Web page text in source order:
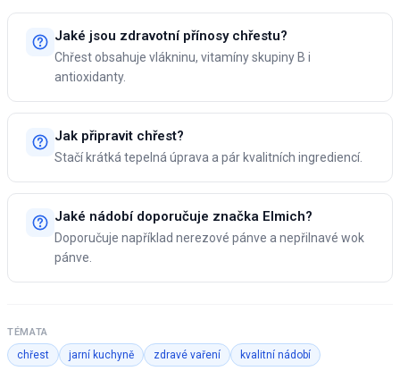
Jaké jsou zdravotní přínosy chřestu?
Chřest obsahuje vlákninu, vitamíny skupiny B i
antioxidanty.
Jak připravit chřest?
Stačí krátká tepelná úprava a pár kvalitních ingrediencí.
Jaké nádobí doporučuje značka Elmich?
Doporučuje například nerezové pánve a nepřilnavé wok
pánve.
TÉMATA
chřest jarní kuchyně zdravé vaření kvalitní nádobí